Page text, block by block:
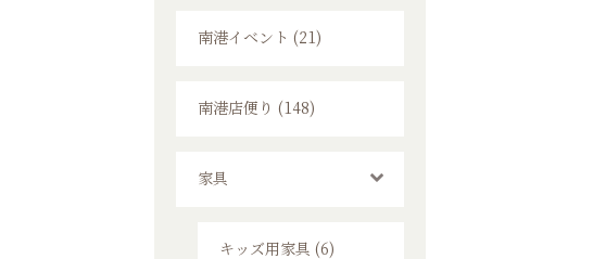
南港イベント (21)
南港店便り (148)
家具
キッズ用家具 (6)